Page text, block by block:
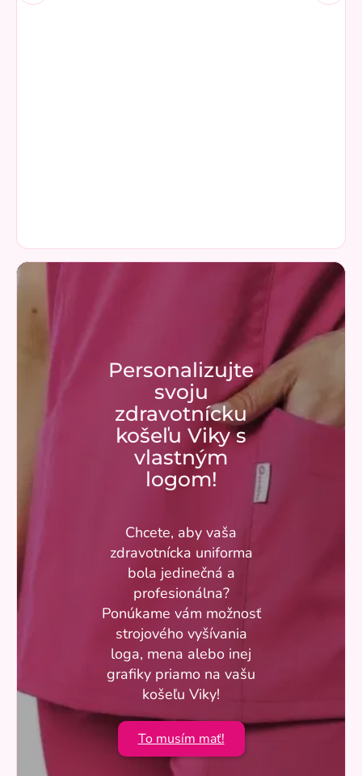
Personalizujte
svoju
zdravotnícku
košeľu Viky s
vlastným
logom!
Chcete, aby vaša
zdravotnícka uniforma
bola jedinečná a
profesionálna?
Ponúkame vám možnosť
strojového vyšívania
loga, mena alebo inej
grafiky priamo na vašu
košeľu Viky!
To musím mať!